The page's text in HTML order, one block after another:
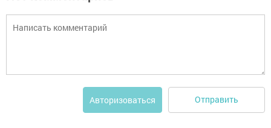
Авторизоваться Отправить